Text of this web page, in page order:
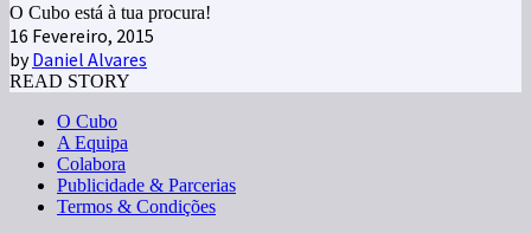
O Cubo está à tua procura!
16 Fevereiro, 2015
byDaniel Alvares
READ STORY
O Cubo
A Equipa
Colabora
Publicidade & Parcerias
Termos & Condições